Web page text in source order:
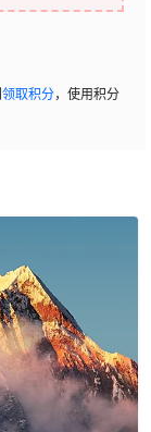
领取积分，使用积分